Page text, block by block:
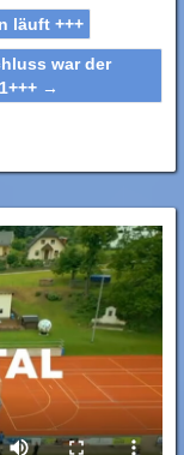
läuft +++
war der
→